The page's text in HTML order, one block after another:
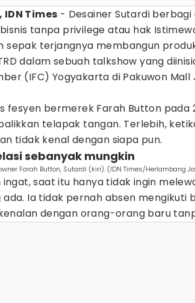
, IDN Times - Desainer Sutardi
tanpa privilege atau hak
sepak terjangnya membangun
dalam sebuah talkshow yang
(IFC) Yogyakarta di Pakuwon Mall
fesyen bermerek Farah Button pada
telapak tangan. Terlebih,
tidak kenal dengan siapa pun.
sebanyak mungkin
Farah Button, Sutardi (kiri). (IDN Times/Herlambang
ingat, saat itu hanya tidak ingin
ada. Ia tidak pernah absen mengikuti
dengan orang-orang baru